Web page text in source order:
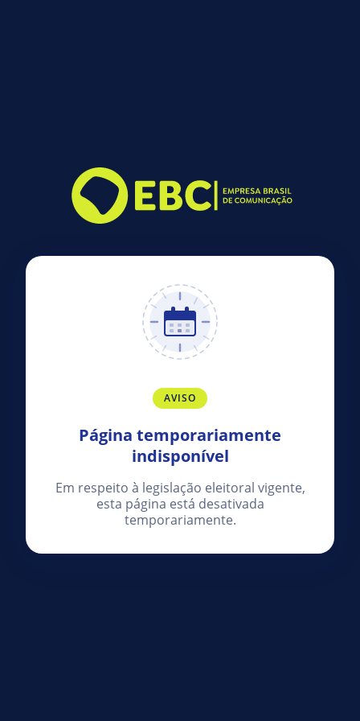
AVISO
Página temporariamente
indisponível
Em respeito à legislação eleitoral vigente,
esta página está desativada
temporariamente.